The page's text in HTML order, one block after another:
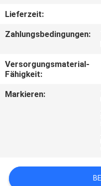
UNS
IN
FORDERN
SIE
SITEMAP
Lieferzeit:
Zahlungsbedingungen:
Versorgungsmaterial-
Fähigkeit:
Markieren: